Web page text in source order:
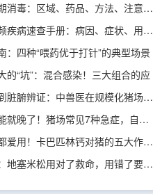
中小猪场汛期消毒：区域、药品、方法、注意事项
猪场八大高频疾病速查手册：病因、症状、用药推
：四种“喂药优于打针”的典型场景
的“坑”：混合感染！三大组合的应
从四诊合参到脏腑辨证：中兽医在规模化猪场疾病
等兽医来可能就晚了！猪场常见7种急症，自己先
这种药兽医都爱用！卡巴匹林钙对猪的五大作用及
养猪人必看：地塞米松用对了救命，用错了要命！